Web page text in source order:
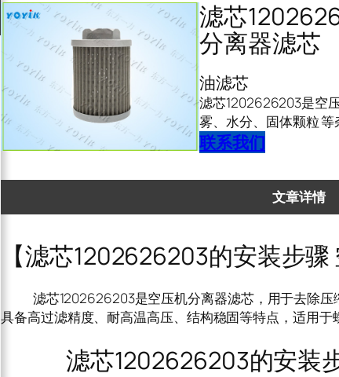
滤芯
分离器滤芯
油滤芯
滤芯1202626203是空
雾、水分、固体颗粒
联系我们
文章详情
【滤芯1202626203的安装步骤
滤芯1202626203是空压机分离器滤芯，用于去除压缩
具备高过滤精度、耐高温高压、结构稳固等特点，适用于
滤芯1202626203的安装步